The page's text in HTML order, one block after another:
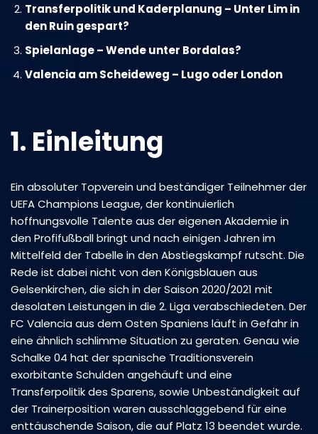
Transferpolitik und Kaderplanung – Unter Lim in
den Ruin gespart?
Spielanlage – Wende unter Bordalas?
Valencia am Scheideweg – Lugo oder London
1. Einleitung
Ein absoluter Topverein und beständiger Teilnehmer der
UEFA Champions League, der kontinuierlich
hoffnungsvolle Talente aus der eigenen Akademie in
den Profifußball bringt und nach einigen Jahren im
Mittelfeld der Tabelle in den Abstiegskampf rutscht. Die
Rede ist dabei nicht von den Königsblauen aus
Gelsenkirchen, die sich in der Saison 2020/2021 mit
desolaten Leistungen in die 2. Liga verabschiedeten. Der
FC Valencia aus dem Osten Spaniens läuft in Gefahr in
eine ähnlich schlimme Situation zu geraten. Genau wie
Schalke 04 hat der spanische Traditionsverein
exorbitante Schulden angehäuft und eine
Transferpolitik des Sparens, sowie Unbeständigkeit auf
der Trainerposition waren ausschlaggebend für eine
enttäuschende Saison, die auf Platz 13 beendet wurde.